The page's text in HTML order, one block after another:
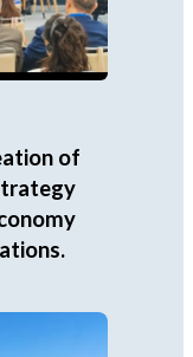
of